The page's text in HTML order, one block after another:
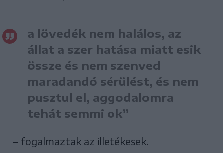
a lövedék nem halálos, az
állat a szer hatása miatt esik
össze és nem szenved
maradandó sérülést, és nem
pusztul el, aggodalomra
tehát semmi ok”
– fogalmaztak az illetékesek.